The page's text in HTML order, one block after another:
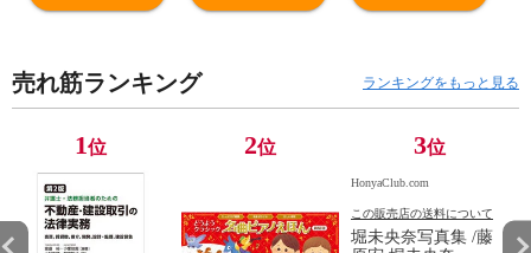
売れ筋ランキング ランキングをもっと見る
1位 2位 3位
HonyaClub.com
この販売店の送料について
堀未央奈写真集 /藤